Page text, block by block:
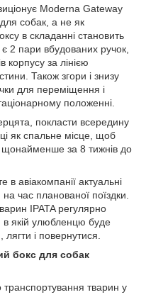
Moderna Gateway
собак, а не як
в складанні становить
2 пари вбудованих ручок,
корпусу за лінією
Також згори і знизу
для переміщення і
положенні.
покласти всередину
як спальне місце, щоб
щонайменше за 8 тижнів до
в авіакомпанії актуальні
час планованої поїздки.
IPATA регулярно
якій улюбленцю буде
і повернутися.
бокс для собак
транспортування тварин у